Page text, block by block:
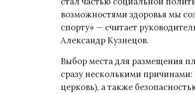
возможностями здоровья мы
спорту» — считает
Александр Кузнецов.
Выбор места для размещения
сразу несколькими
церковь), а также